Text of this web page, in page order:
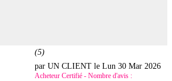
(5)
par UN CLIENT leLun 30 Mar 2026
Acheteur Certifié - Nombre d'avis :